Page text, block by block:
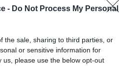
- Do Not Process My Personal
the sale, sharing to third parties, or
or sensitive information for
us, please use the below opt-out